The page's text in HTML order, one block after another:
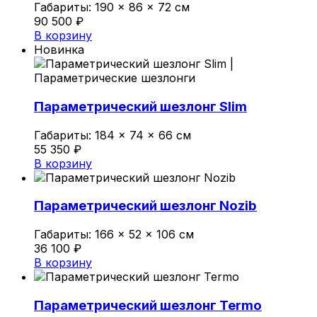
Политика конфиденциальности
0
Обзор корзины
В корзине нет товаров.
Габариты: 190 × 86 × 72 см
90 500 ₽
В корзину
Новинка
Параметрический шезлонг Slim
Габариты: 184 × 74 × 66 см
55 350 ₽
В корзину
Параметрический шезлонг Nozib
Габариты: 166 × 52 × 106 см
36 100 ₽
В корзину
Параметрический шезлонг Termo